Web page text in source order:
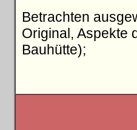
Betrachten
Original, Aspekte
Bauhütte);